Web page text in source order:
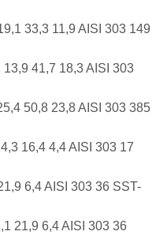
33,3 11,9 AISI 303 149
41,7 18,3 AISI 303
50,8 23,8 AISI 303 385
16,4 4,4 AISI 303 17
6,4 AISI 303 36 SST-
21,9 6,4 AISI 303 36